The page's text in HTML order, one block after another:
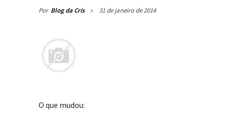
Por Blog da Cris 31 de janeiro de 2014
O que mudou: